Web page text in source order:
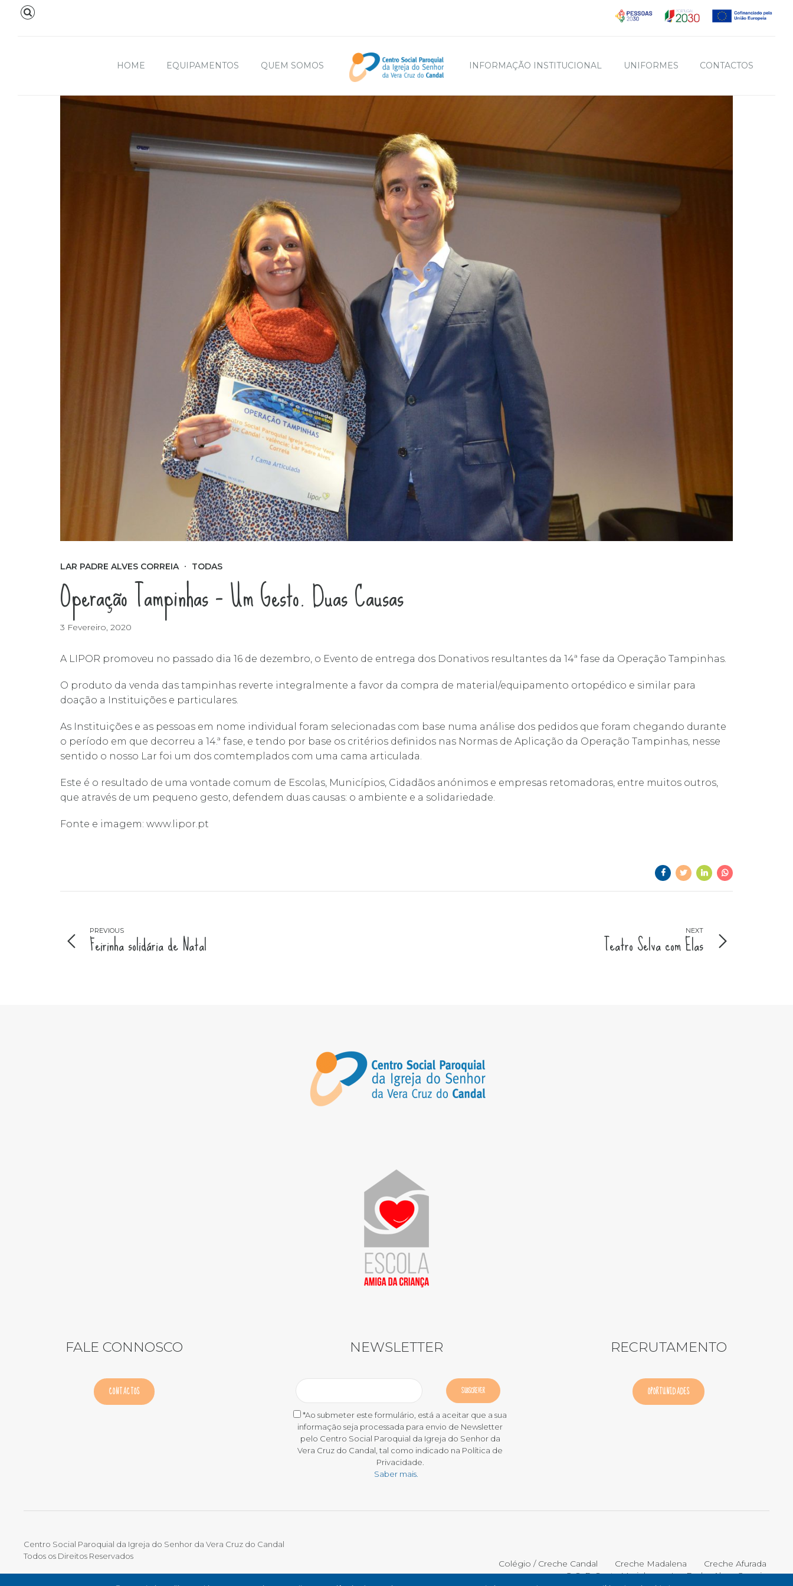
HOME EQUIPAMENTOS QUEM SOMOS INFORMAÇÃO INSTITUCIONAL UNIFORMES CONTACTOS
LAR PADRE ALVES CORREIA TODAS
Operação Tampinhas – Um Gesto. Duas Causas
3 Fevereiro, 2020
A LIPOR promoveu no passado dia 16 de dezembro, o Evento de entrega dos Donativos resultantes da 14ª fase da Operação Tampinhas.
O produto da venda das tampinhas reverte integralmente a favor da compra de material/equipamento ortopédico e similar para
doação a Instituições e particulares.
As Instituições e as pessoas em nome individual foram selecionadas com base numa análise dos pedidos que foram chegando durante
o período em que decorreu a 14.ª fase, e tendo por base os critérios definidos nas Normas de Aplicação da Operação Tampinhas, nesse
sentido o nosso Lar foi um dos comtemplados com uma cama articulada.
Este é o resultado de uma vontade comum de Escolas, Municípios, Cidadãos anónimos e empresas retomadoras, entre muitos outros,
que através de um pequeno gesto, defendem duas causas: o ambiente e a solidariedade.
Fonte e imagem: www.lipor.pt
PREVIOUS
Feirinha solidária de Natal NEXT
Teatro Selva com Elas
FALE CONNOSCO
CONTACTOS
NEWSLETTER
*Ao submeter este formulário, está a aceitar que a sua
informação seja processada para envio de Newsletter
pelo Centro Social Paroquial da Igreja do Senhor da
Vera Cruz do Candal, tal como indicado na Política de
Privacidade.
Saber mais.
RECRUTAMENTO
OPORTUNIDADES
Centro Social Paroquial da Igreja do Senhor da Vera Cruz do Candal
Todos os Direitos Reservados
Colégio / Creche Candal Creche Madalena
Creche Afurada
C. S. P. Santa Marinha
Lar Padre Alves Correia